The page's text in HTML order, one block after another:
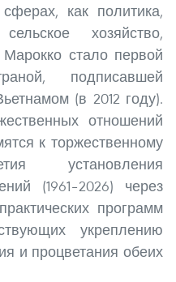
как политика,
хозяйство,
стало первой
подписавшей
(в 2012 году).
отношений
к торжественному
установления
(1961–2026) через
программ
укреплению
и процветания обеих